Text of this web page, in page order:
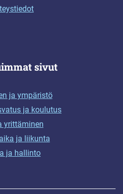
sivut
ja ympäristö
ja koulutus
yrittäminen
ja liikunta
ja hallinto